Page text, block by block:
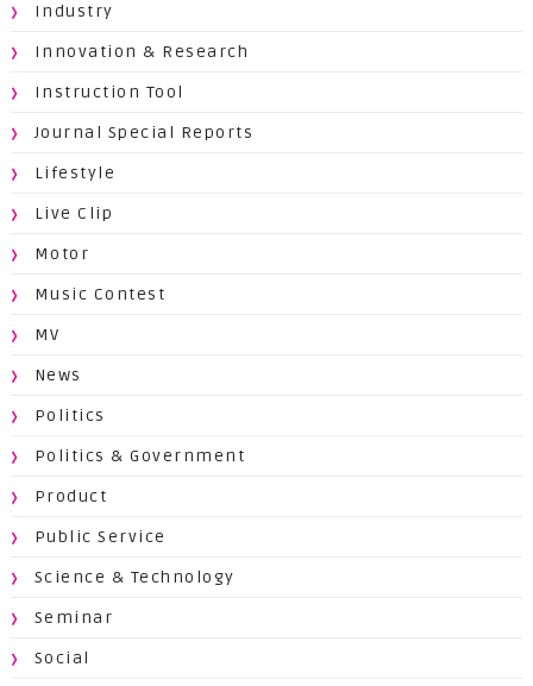
Industry
Innovation & Research
Instruction Tool
Journal Special Reports
Lifestyle
Live Clip
Motor
Music Contest
MV
News
Politics
Politics & Government
Product
Public Service
Science & Technology
Seminar
Social